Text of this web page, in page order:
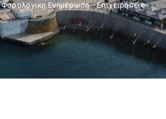
Φορολογικη Ενημέρωση, Επιχειρήσεις